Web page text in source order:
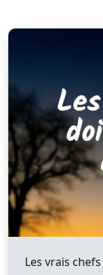
Les vrais